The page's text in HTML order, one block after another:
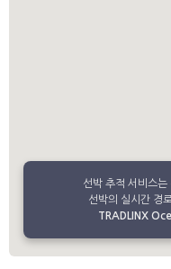
선박 추적 서비스는
선박의 실시간 경
TRADLINX